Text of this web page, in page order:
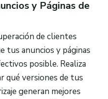
y Páginas de
de clientes
tus anuncios y páginas
posible. Realiza
qué versiones de tus
generan mejores